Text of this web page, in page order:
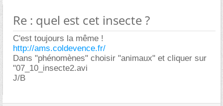
Re : quel est cet insecte ?
C'est toujours la même !
http://ams.coldevence.fr/
Dans "phénomènes" choisir "animaux" et cliquer sur
"07_10_insecte2.avi
J/B